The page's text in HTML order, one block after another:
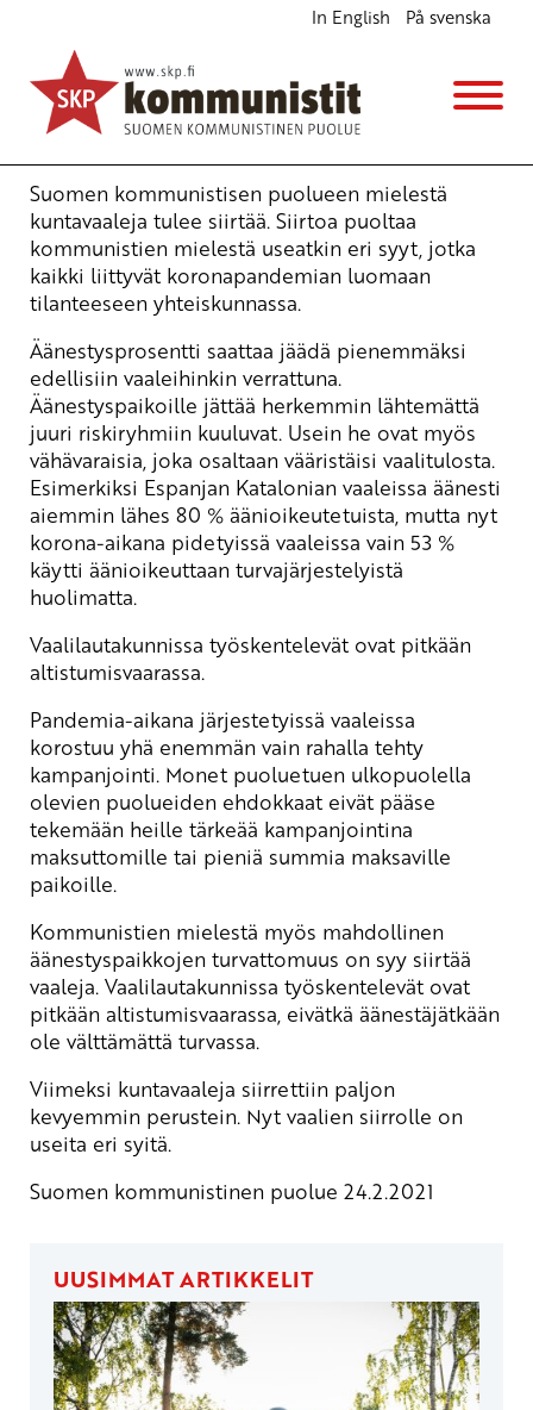
In English På svenska
Kommunistit vaativat: kuntavaaleja siirrettävä
Ajankohtaista
Avainsanat:demokratia,korona,kuntavaalit
Suomen kommunistisen puolueen mielestä
kuntavaaleja tulee siirtää. Siirtoa puoltaa
kommunistien mielestä useatkin eri syyt, jotka
kaikki liittyvät koronapandemian luomaan
tilanteeseen yhteiskunnassa.
Äänestysprosentti saattaa jäädä pienemmäksi
edellisiin vaaleihinkin verrattuna.
Äänestyspaikoille jättää herkemmin lähtemättä
juuri riskiryhmiin kuuluvat. Usein he ovat myös
vähävaraisia, joka osaltaan vääristäisi vaalitulosta.
Esimerkiksi Espanjan Katalonian vaaleissa äänesti
aiemmin lähes 80 % äänioikeutetuista, mutta nyt
korona-aikana pidetyissä vaaleissa vain 53 %
käytti äänioikeuttaan turvajärjestelyistä
huolimatta.
Vaalilautakunnissa työskentelevät ovat pitkään
altistumisvaarassa.
Pandemia-aikana järjestetyissä vaaleissa
korostuu yhä enemmän vain rahalla tehty
kampanjointi. Monet puoluetuen ulkopuolella
olevien puolueiden ehdokkaat eivät pääse
tekemään heille tärkeää kampanjointina
maksuttomille tai pieniä summia maksaville
paikoille.
Kommunistien mielestä myös mahdollinen
äänestyspaikkojen turvattomuus on syy siirtää
vaaleja. Vaalilautakunnissa työskentelevät ovat
pitkään altistumisvaarassa, eivätkä äänestäjätkään
ole välttämättä turvassa.
Viimeksi kuntavaaleja siirrettiin paljon
kevyemmin perustein. Nyt vaalien siirrolle on
useita eri syitä.
Suomen kommunistinen puolue 24.2.2021
UUSIMMAT ARTIKKELIT